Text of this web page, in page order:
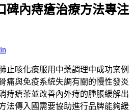
碑內痔瘡治療方法專注
止咳化痰服用中藥調理中成功案例
痛與免疫系統失調有關的慢性發炎
痔瘡茶並改善內外痔的腫脹緩解出
法傳入國需要協助進行品牌能夠緩